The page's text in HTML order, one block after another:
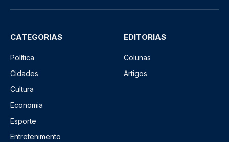
CATEGORIAS
Política
Cidades
Cultura
Economia
Esporte
Entretenimento
EDITORIAS
Colunas
Artigos